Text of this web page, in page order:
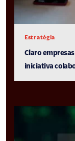
Estratégia
Claro
iniciativa